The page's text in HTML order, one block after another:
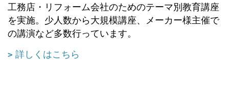
工務店・リフォーム会社のためのテーマ別教育講座
を実施。少人数から大規模講座、メーカー様主催で
の講演など多数行っています。
詳しくはこちら